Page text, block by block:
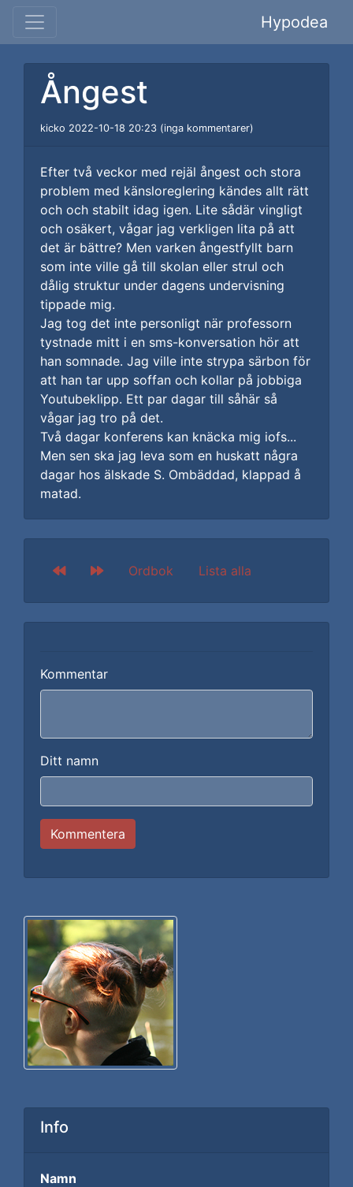
Hypodea
Ångest
kicko 2022-10-18 20:23 (inga kommentarer)
Efter två veckor med rejäl ångest och stora
problem med känsloreglering kändes allt rätt
och och stabilt idag igen. Lite sådär vingligt
och osäkert, vågar jag verkligen lita på att
det är bättre? Men varken ångestfyllt barn
som inte ville gå till skolan eller strul och
dålig struktur under dagens undervisning
tippade mig.
Jag tog det inte personligt när professorn
tystnade mitt i en sms-konversation hör att
han somnade. Jag ville inte strypa särbon för
att han tar upp soffan och kollar på jobbiga
Youtubeklipp. Ett par dagar till såhär så
vågar jag tro på det.
Två dagar konferens kan knäcka mig iofs...
Men sen ska jag leva som en huskatt några
dagar hos älskade S. Ombäddad, klappad å
matad.
Ordbok Lista alla
Kommentar
Ditt namn
Kommentera
Info
Namn